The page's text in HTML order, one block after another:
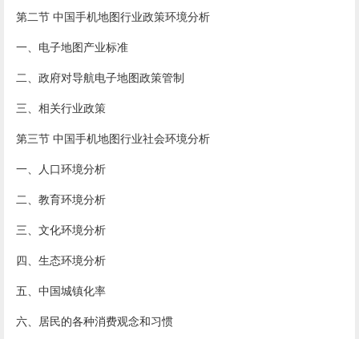
第二节 中国手机地图行业政策环境分析
一、电子地图产业标准
二、政府对导航电子地图政策管制
三、相关行业政策
第三节 中国手机地图行业社会环境分析
一、人口环境分析
二、教育环境分析
三、文化环境分析
四、生态环境分析
五、中国城镇化率
六、居民的各种消费观念和习惯